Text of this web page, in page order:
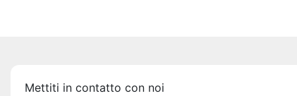
Mettiti in contatto con noi